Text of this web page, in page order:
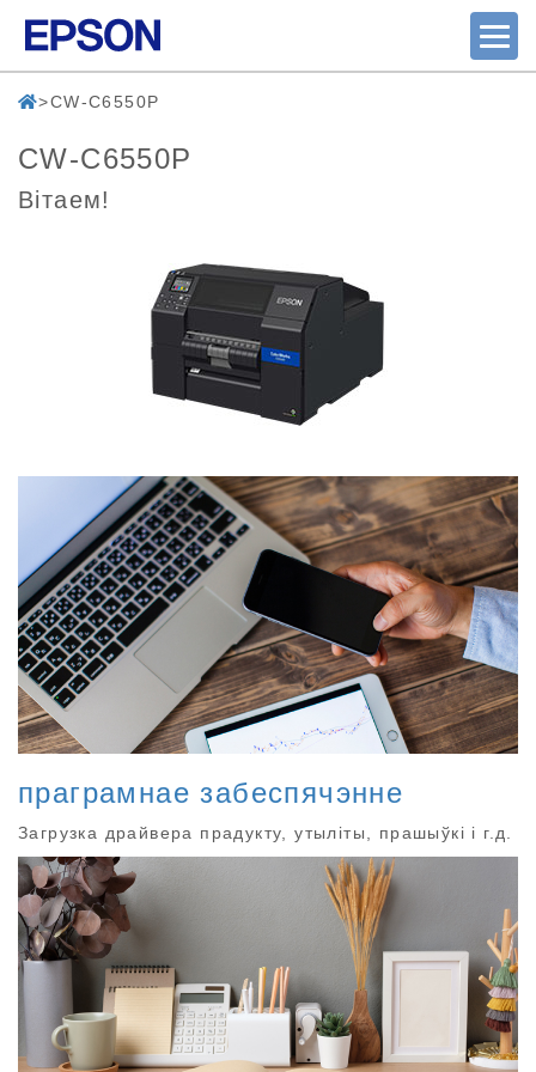
CW-C6550P
CW-C6550P
Вітаем!
праграмнае забеспячэнне
Загрузка драйвера прадукту, утыліты, прашыўкі і г.д.